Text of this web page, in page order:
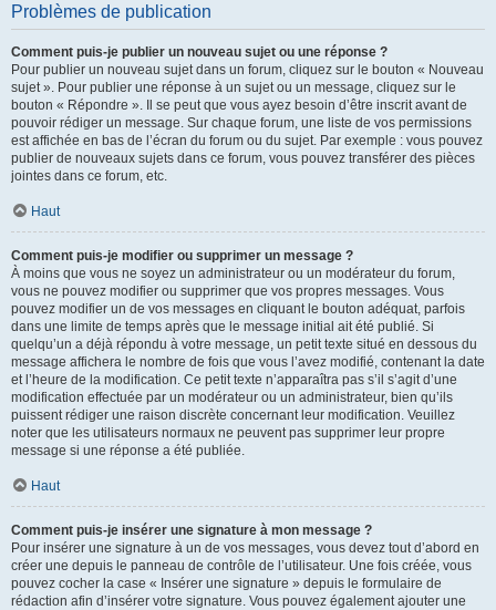
Problèmes de publication
Comment puis-je publier un nouveau sujet ou une réponse ?
Pour publier un nouveau sujet dans un forum, cliquez sur le bouton « Nouveau
sujet ». Pour publier une réponse à un sujet ou un message, cliquez sur le
bouton « Répondre ». Il se peut que vous ayez besoin d’être inscrit avant de
pouvoir rédiger un message. Sur chaque forum, une liste de vos permissions
est affichée en bas de l’écran du forum ou du sujet. Par exemple : vous pouvez
publier de nouveaux sujets dans ce forum, vous pouvez transférer des pièces
jointes dans ce forum, etc.
Haut
Comment puis-je modifier ou supprimer un message ?
À moins que vous ne soyez un administrateur ou un modérateur du forum,
vous ne pouvez modifier ou supprimer que vos propres messages. Vous
pouvez modifier un de vos messages en cliquant le bouton adéquat, parfois
dans une limite de temps après que le message initial ait été publié. Si
quelqu’un a déjà répondu à votre message, un petit texte situé en dessous du
message affichera le nombre de fois que vous l’avez modifié, contenant la date
et l’heure de la modification. Ce petit texte n’apparaîtra pas s’il s’agit d’une
modification effectuée par un modérateur ou un administrateur, bien qu’ils
puissent rédiger une raison discrète concernant leur modification. Veuillez
noter que les utilisateurs normaux ne peuvent pas supprimer leur propre
message si une réponse a été publiée.
Haut
Comment puis-je insérer une signature à mon message ?
Pour insérer une signature à un de vos messages, vous devez tout d’abord en
créer une depuis le panneau de contrôle de l’utilisateur. Une fois créée, vous
pouvez cocher la case « Insérer une signature » depuis le formulaire de
rédaction afin d’insérer votre signature. Vous pouvez également ajouter une